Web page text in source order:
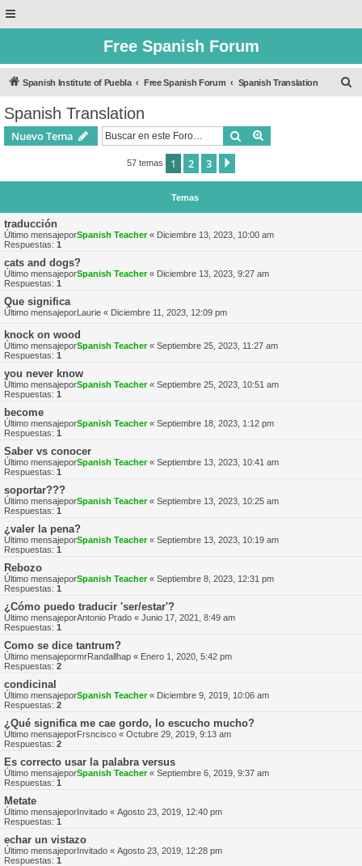
Free Spanish Forum
Spanish Institute of Puebla Free Spanish Forum Spanish Translation
Spanish Translation
Nuevo Tema Buscar
57 temas 1 2 3
Temas
traducción
Último mensajeporSpanish Teacher« Diciembre 13, 2023, 10:00 am
Respuestas: 1
cats and dogs?
Último mensajeporSpanish Teacher« Diciembre 13, 2023, 9:27 am
Respuestas: 1
Que significa
Último mensajeporLaurie « Diciembre 11, 2023, 12:09 pm
knock on wood
Último mensajeporSpanish Teacher« Septiembre 25, 2023, 11:27 am
Respuestas: 1
you never know
Último mensajeporSpanish Teacher« Septiembre 25, 2023, 10:51 am
Respuestas: 1
become
Último mensajeporSpanish Teacher« Septiembre 18, 2023, 1:12 pm
Respuestas: 1
Saber vs conocer
Último mensajeporSpanish Teacher« Septiembre 13, 2023, 10:41 am
Respuestas: 1
soportar???
Último mensajeporSpanish Teacher« Septiembre 13, 2023, 10:25 am
Respuestas: 1
¿valer la pena?
Último mensajeporSpanish Teacher« Septiembre 13, 2023, 10:19 am
Respuestas: 1
Rebozo
Último mensajeporSpanish Teacher« Septiembre 8, 2023, 12:31 pm
Respuestas: 1
¿Cómo puedo traducir 'ser/estar'?
Último mensajeporAntonio Prado « Junio 17, 2021, 8:49 am
Respuestas: 1
Como se dice tantrum?
Último mensajepormrRandallhap « Enero 1, 2020, 5:42 pm
Respuestas: 2
condicinal
Último mensajeporSpanish Teacher« Diciembre 9, 2019, 10:06 am
Respuestas: 2
¿Qué significa me cae gordo, lo escucho mucho?
Último mensajeporFrsncisco « Octubre 29, 2019, 9:13 am
Respuestas: 2
Es correcto usar la palabra versus
Último mensajeporSpanish Teacher« Septiembre 6, 2019, 9:37 am
Respuestas: 1
Metate
Último mensajeporInvitado « Agosto 23, 2019, 12:40 pm
Respuestas: 1
echar un vistazo
Último mensajeporInvitado « Agosto 23, 2019, 12:28 pm
Respuestas: 1